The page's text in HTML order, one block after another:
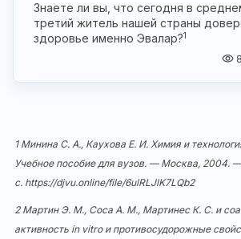
Знаете ли вы, что сегодня в
третий житель нашей страны
здоровье именно Эвалар?1
1 Минина С. А., Каухова Е. И. Химия и
Учебное пособие для вузов. — Москва, 2004.
с. https://djvu.online/file/6ulRLJlK7LQb2
2 Мартин Э. М., Соса А. М., Мартинес К. С. и
активность in vitro и противосудорожные